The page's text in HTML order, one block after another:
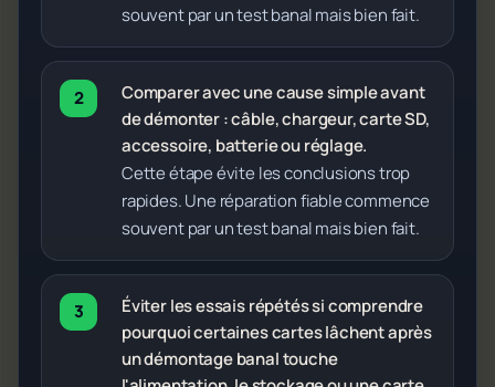
souvent par un test banal mais bien fait.
Comparer avec une cause simple avant
de démonter : câble, chargeur, carte SD,
accessoire, batterie ou réglage.
Cette étape évite les conclusions trop
rapides. Une réparation fiable commence
souvent par un test banal mais bien fait.
Éviter les essais répétés si comprendre
pourquoi certaines cartes lâchent après
un démontage banal touche